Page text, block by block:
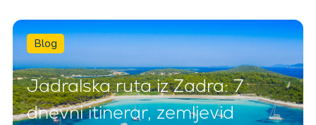
Blog
Jadralska ruta iz Zadra: 7
dnevni itinerar, zemljevid